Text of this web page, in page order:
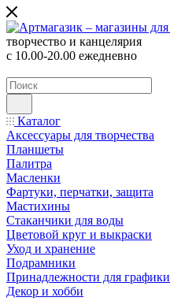
творчество и канцелярия
с 10.00-20.00 ежедневно
Каталог
Аксессуары для творчества
Планшеты
Палитра
Масленки
Фартуки, перчатки, защита
Мастихины
Стаканчики для воды
Цветовой круг и выкраски
Уход и хранение
Подрамники
Принадлежности для графики
Декор и хобби